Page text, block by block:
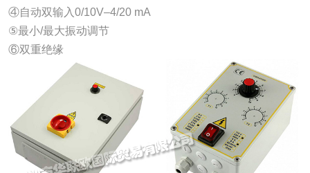
④自动双输入0/10V–4/20 mA
⑤最小/最大振动调节
⑥双重绝缘